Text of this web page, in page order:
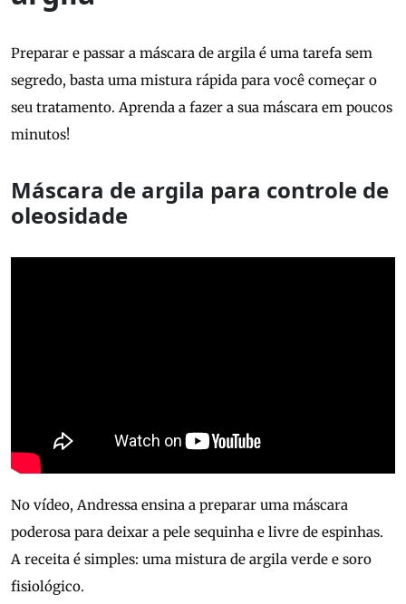
Preparar e passar a máscara de argila é uma tarefa sem
segredo, basta uma mistura rápida para você começar o
seu tratamento. Aprenda a fazer a sua máscara em poucos
minutos!
Máscara de argila para controle de
oleosidade
No vídeo, Andressa ensina a preparar uma máscara
poderosa para deixar a pele sequinha e livre de espinhas.
A receita é simples: uma mistura de argila verde e soro
fisiológico.